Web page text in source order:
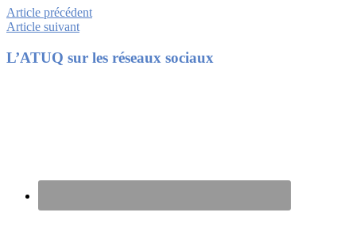
Article précédent
Article suivant
Footer
L’ATUQ sur les réseaux sociaux